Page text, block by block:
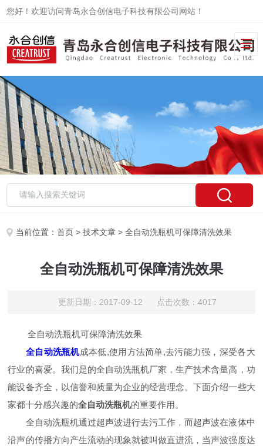
您好！欢迎访问青岛永合创信电子科技有限公司网站！
当前位置：首页 >技术文章 > 全自动洗瓶机可保障清洗效果
全自动洗瓶机可保障清洗效果
更新日期：2017-09-12 点击次数：4017
全自动洗瓶机可保障清洗效果
全自动洗瓶机成本低,使用方法简单,去污能力强，深受各大
行业的喜爱。我们是的全自动洗瓶机厂家，生产技术含量高，功
能设备齐全，以信誉和质量为企业的经营理念。下面介绍一些大
家都十分感兴趣的全自动洗瓶机的重要作用。
全自动洗瓶机通过超声波进行去污工作，而超声波在液体中
沿声的传播方向产生流动的现象就被叫做直进流，当声波强度达